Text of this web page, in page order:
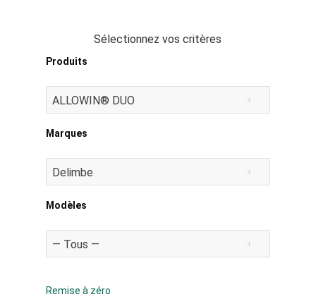
Sélectionnez vos critères
Produits
Marques
Modèles
Remise à zéro